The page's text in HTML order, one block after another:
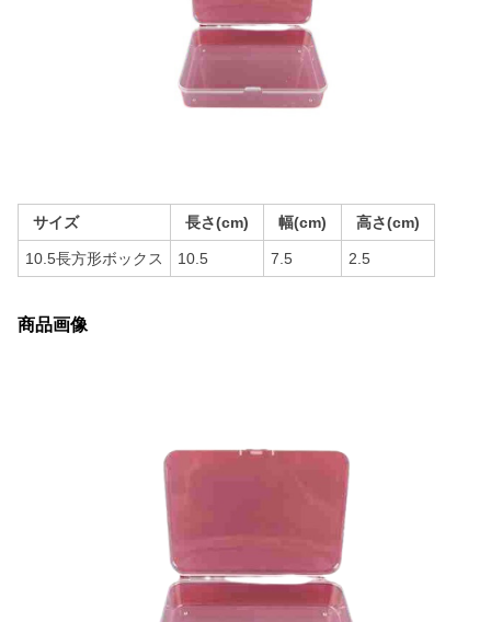
サイズ 長さ(cm) 幅(cm) 高さ(cm)
10.5長方形ボックス 10.5 7.5 2.5
商品画像